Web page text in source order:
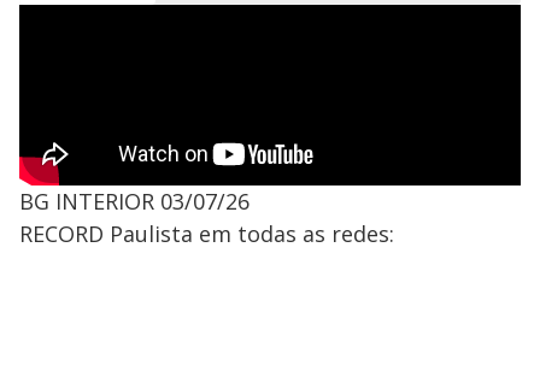
BG INTERIOR 03/07/26
RECORD Paulista em todas as redes: